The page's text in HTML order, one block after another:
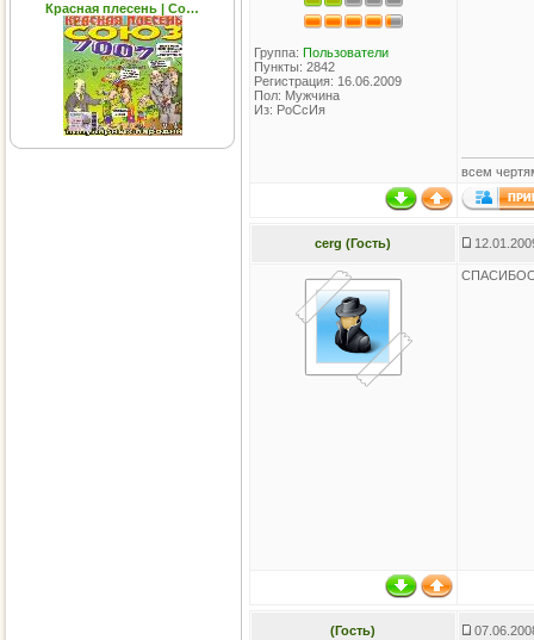
Красная плесень | Со…
Группа: Пользователи
Пункты: 2842
Регистрация: 16.06.2009
Пол: Мужчина
Из: РоСсИя
всем
cerg (Гость)
(Гость)